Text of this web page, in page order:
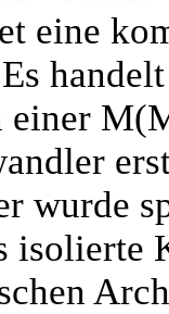
eine
einer
wurde